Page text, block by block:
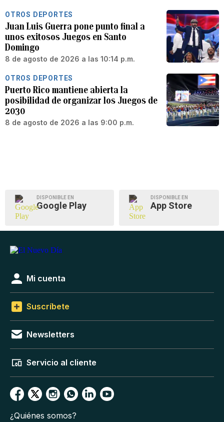
OTROS DEPORTES
Juan Luis Guerra pone punto final a
unos exitosos Juegos en Santo
Domingo
8 de agosto de 2026 a las 10:14 p.m.
OTROS DEPORTES
Puerto Rico mantiene abierta la
posibilidad de organizar los Juegos de
2030
8 de agosto de 2026 a las 9:00 p.m.
DISPONIBLE EN
Google Play
DISPONIBLE EN
App Store
Mi cuenta
Suscríbete
Newsletters
Servicio al cliente
¿Quiénes somos?